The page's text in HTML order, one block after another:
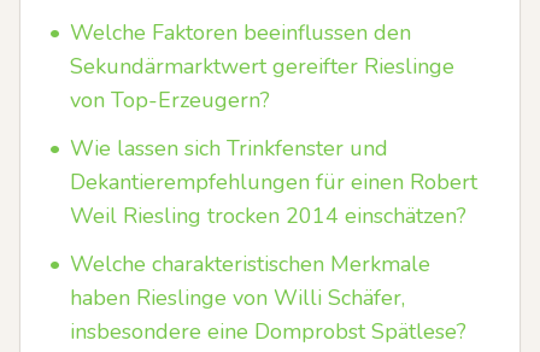
• Welche Faktoren beeinflussen den
Sekundärmarktwert gereifter Rieslinge
von Top-Erzeugern?
• Wie lassen sich Trinkfenster und
Dekantierempfehlungen für einen Robert
Weil Riesling trocken 2014 einschätzen?
• Welche charakteristischen Merkmale
haben Rieslinge von Willi Schäfer,
insbesondere eine Domprobst Spätlese?